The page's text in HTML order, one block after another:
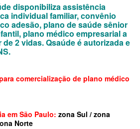
EMPRESARIAL
DE SAÚDE EMPRESARIAL
EMPRESARIAL
EMPRESARIAL
disponibiliza assistência
individual familiar, convênio
adesão, plano de saúde sênior
plano médico empresarial a
de 2 vidas. Qsaúde é autorizada e
comercialização de plano médico
em São Paulo: zona Sul / zona
Norte